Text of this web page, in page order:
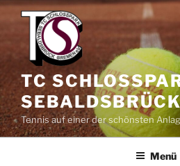
Zum
Inhalt
springen
TC
Tennis auf einer der schönsten
Menü